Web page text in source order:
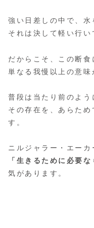
強い日差しの中で、水
それは決して軽い行い
だからこそ、この断食
単なる我慢以上の意味
普段は当たり前のよう
その存在を、あらた
す。
ニルジャラー・エーカ
「生きるために必要
気があります。